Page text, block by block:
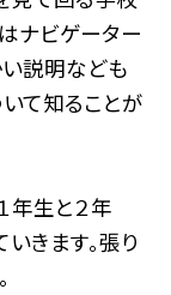
ナビゲーター
説明なども
いて知ることが
年生と２年
きます。張り